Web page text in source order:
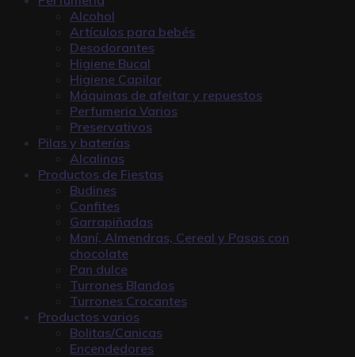
Alcohol
Artículos para bebés
Desodorantes
Higiene Bucal
Higiene Capilar
Máquinas de afeitar y repuestos
Perfumeria Varios
Preservativos
Pilas y baterías
Alcalinas
Productos de Fiestas
Budines
Confites
Garrapiñadas
Maní, Almendras, Cereal y Pasas con
chocolate
Pan dulce
Turrones Blandos
Turrones Crocantes
Productos varios
Bolitas/Canicas
Encendedores